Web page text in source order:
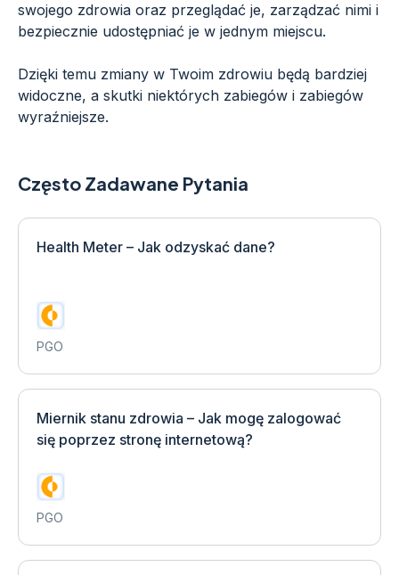
swojego zdrowia oraz przeglądać je, zarządzać nimi i
bezpiecznie udostępniać je w jednym miejscu.
Dzięki temu zmiany w Twoim zdrowiu będą bardziej
widoczne, a skutki niektórych zabiegów i zabiegów
wyraźniejsze.
Często Zadawane Pytania
Health Meter – Jak odzyskać dane?
PGO
Miernik stanu zdrowia – Jak mogę zalogować
się poprzez stronę internetową?
PGO